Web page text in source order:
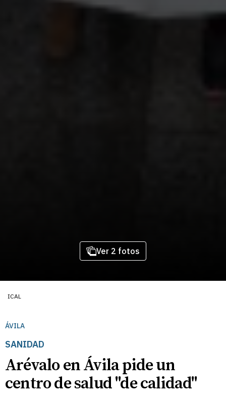
Ver 2 fotos
ICAL
ÁVILA
SANIDAD
Arévalo en Ávila pide un
centro de salud "de calidad"